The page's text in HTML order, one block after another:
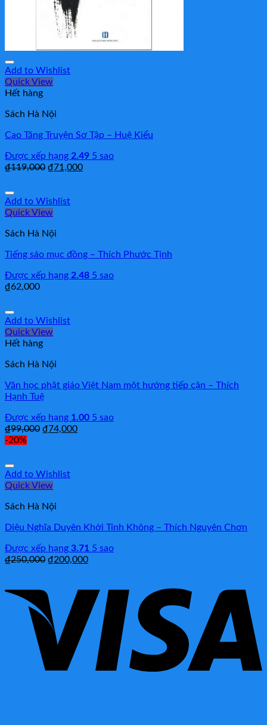
Add to Wishlist
Quick View
Hết hàng
Sách Hà Nội
Cao Tăng Truyện Sơ Tập – Huệ Kiểu
Được xếp hạng 2.49 5 sao
₫119,000 ₫71,000
Add to Wishlist
Quick View
Sách Hà Nội
Tiếng sáo mục đồng – Thích Phước Tịnh
Được xếp hạng 2.48 5 sao
₫62,000
Add to Wishlist
Quick View
Hết hàng
Sách Hà Nội
Văn học phật giáo Việt Nam một hướng tiếp cận – Thích
Hạnh Tuệ
Được xếp hạng 1.00 5 sao
₫99,000 ₫74,000
-20%
Add to Wishlist
Quick View
Sách Hà Nội
Diệu Nghĩa Duyên Khởi Tính Không – Thích Nguyên Chơn
Được xếp hạng 3.71 5 sao
₫250,000 ₫200,000